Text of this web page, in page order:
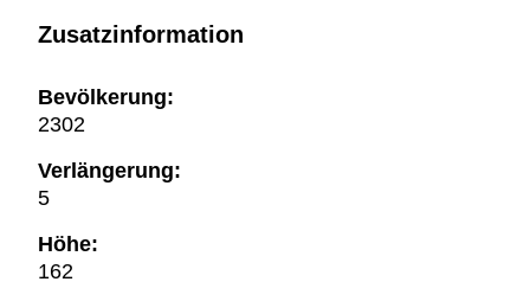
Zusatzinformation
Bevölkerung:
2302
Verlängerung:
5
Höhe:
162